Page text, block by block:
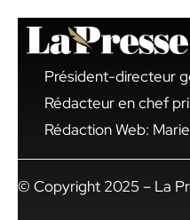
Président-directeur
Rédacteur en chef
Rédaction Web:
© Copyright 2025 – La